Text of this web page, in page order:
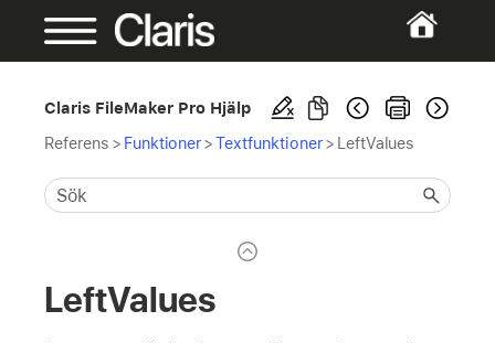
Claris FileMaker Pro Hjälp
Referens > Funktioner>Textfunktioner> LeftValues
LeftValues